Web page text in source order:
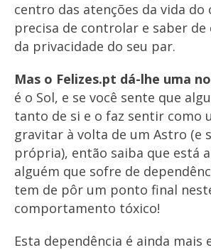
centro das atenções da vida do
precisa de controlar e saber de
da privacidade do seu par.
Mas o Felizes.pt dá-lhe uma
é o Sol, e se você sente que
tanto de si e o faz sentir como
gravitar à volta de um Astro (e
própria), então saiba que está
alguém que sofre de
tem de pôr um ponto final
comportamento tóxico!
Esta dependência é ainda mais